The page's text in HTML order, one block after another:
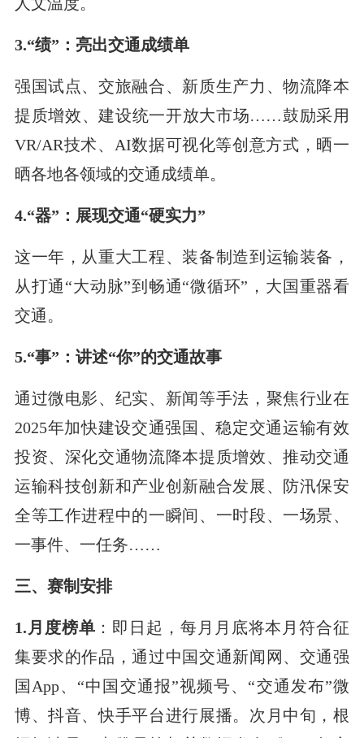
3.“绩”：亮出交通成绩单
强国试点、交旅融合、新质生产力、物流降本
提质增效、建设统一开放大市场……鼓励采用
VR/AR技术、AI数据可视化等创意方式，晒一
晒各地各领域的交通成绩单。
4.“器”：展现交通“硬实力”
这一年，从重大工程、装备制造到运输装备，
从打通“大动脉”到畅通“微循环”，大国重器看
交通。
5.“事”：讲述“你”的交通故事
通过微电影、纪实、新闻等手法，聚焦行业在
2025年加快建设交通强国、稳定交通运输有效
投资、深化交通物流降本提质增效、推动交通
运输科技创新和产业创新融合发展、防汛保安
全等工作进程中的一瞬间、一时段、一场景、
一事件、一任务……
三、赛制安排
1.月度榜单 ：即日起，每月月底将本月符合征
集要求的作品，通过中国交通新闻网、交通强
国App、“中国交通报”视频号、“交通发布”微
博、抖音、快手平台进行展播。次月中旬，根